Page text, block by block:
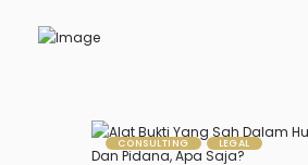
CONSULTING LEGAL